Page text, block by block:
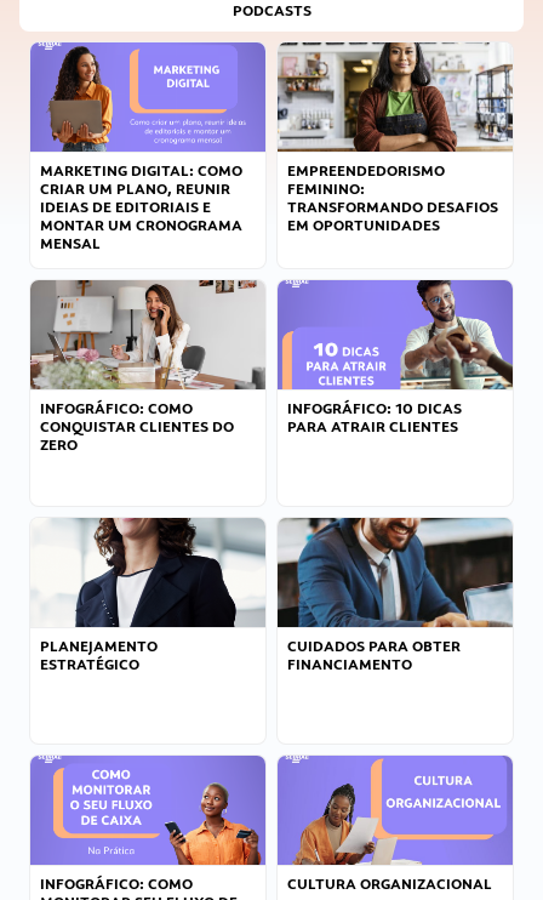
PODCASTS
MARKETING DIGITAL: COMO
CRIAR UM PLANO, REUNIR
IDEIAS DE EDITORIAIS E
MONTAR UM CRONOGRAMA
MENSAL
EMPREENDEDORISMO
FEMININO:
TRANSFORMANDO DESAFIOS
EM OPORTUNIDADES
INFOGRÁFICO: COMO
CONQUISTAR CLIENTES DO
ZERO
INFOGRÁFICO: 10 DICAS
PARA ATRAIR CLIENTES
PLANEJAMENTO
ESTRATÉGICO
CUIDADOS PARA OBTER
FINANCIAMENTO
INFOGRÁFICO: COMO
CULTURA ORGANIZACIONAL